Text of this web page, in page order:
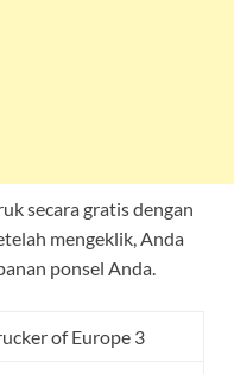
secara gratis dengan
mengeklik, Anda
ponsel Anda.
of Europe 3